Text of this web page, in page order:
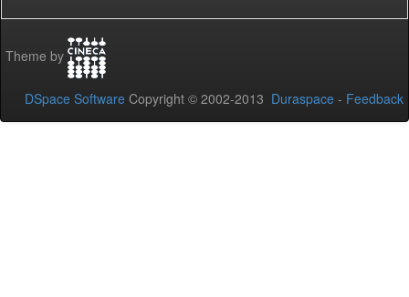
Theme by
DSpace Software Copyright © 2002-2013 Duraspace - Feedback